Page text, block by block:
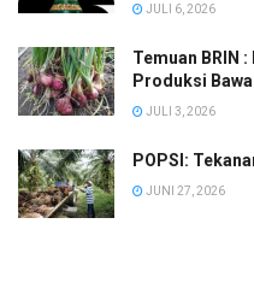
JULI 6, 2026
Temuan BRIN
Produksi
JULI 3, 2026
POPSI:
JUNI 27, 2026